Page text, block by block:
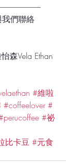
們聯絡
森Vela Ethan
#維啦
#coffeelover #
#祕
比卡豆 #元食